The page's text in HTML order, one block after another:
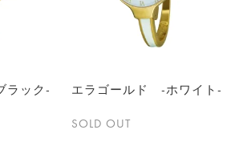
ラック- エラゴールド -ホワイト-
SOLD OUT